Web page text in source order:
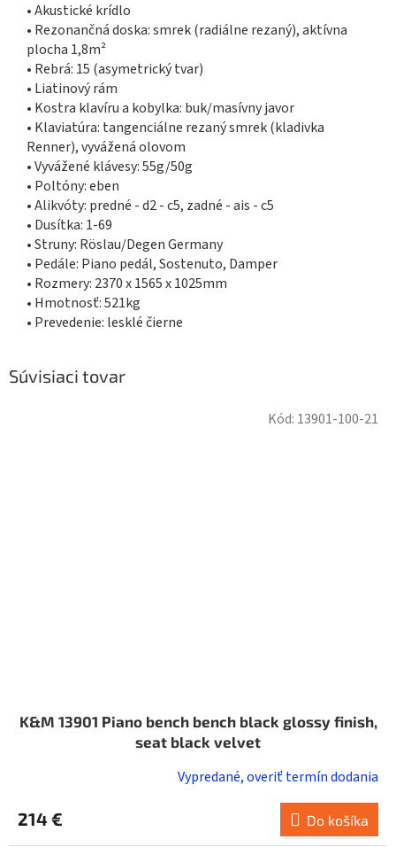
• Akustické krídlo
• Rezonančná doska: smrek (radiálne rezaný), aktívna
plocha 1,8m²
• Rebrá: 15 (asymetrický tvar)
• Liatinový rám
• Kostra klavíru a kobylka: buk/masívny javor
• Klaviatúra: tangenciálne rezaný smrek (kladivka
Renner), vyvážená olovom
• Vyvážené klávesy: 55g/50g
• Poltóny: eben
• Alikvóty: predné - d2 - c5, zadné - ais - c5
• Dusítka: 1-69
• Struny: Röslau/Degen Germany
• Pedále: Piano pedál, Sostenuto, Damper
• Rozmery: 2370 x 1565 x 1025mm
• Hmotnosť: 521kg
• Prevedenie: lesklé čierne
Súvisiaci tovar
K&M 13901 Piano bench bench black glossy finish,
seat black velvet
Vypredané, overiť termín dodania
214 € Do košíka
Kód: 13901-100-21